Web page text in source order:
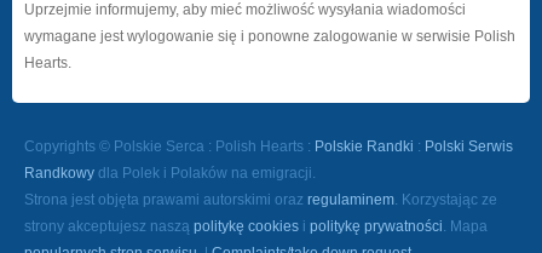
Uprzejmie informujemy, aby mieć możliwość wysyłania wiadomości
wymagane jest wylogowanie się i ponowne zalogowanie w serwisie Polish
Hearts.
Copyrights © Polskie Serca : Polish Hearts : Polskie Randki : Polski Serwis
Randkowy dla Polek i Polaków na emigracji.
Strona jest objęta prawami autorskimi oraz regulaminem. Korzystając ze
strony akceptujesz naszą politykę cookies i politykę prywatności. Mapa